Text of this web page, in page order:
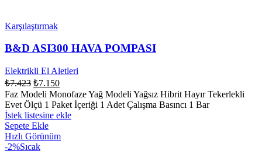
Karşılaştırmak
B&D ASI300 HAVA POMPASI
Elektrikli El Aletleri
₺7.423 ₺7.150
Faz Modeli Monofaze Yağ Modeli Yağsız Hibrit Hayır Tekerlekli
Evet Ölçü 1 Paket İçeriği 1 Adet Çalışma Basıncı 1 Bar
İstek listesine ekle
Sepete Ekle
Hızlı Görünüm
-2%Sıcak